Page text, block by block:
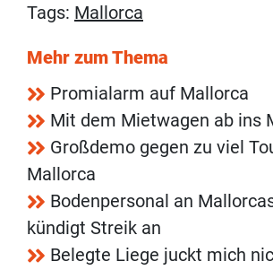
Tags: Mallorca
Mehr zum Thema
Promialarm auf Mallorca
Mit dem Mietwagen ab ins
Großdemo gegen zu viel
Mallorca
Bodenpersonal an
kündigt Streik an
Belegte Liege juckt mich